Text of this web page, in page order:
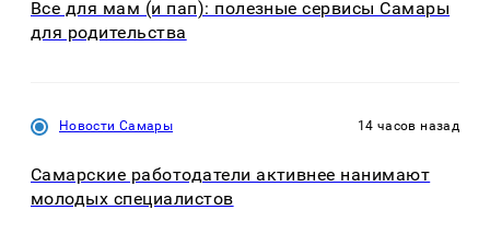
Все для мам (и пап): полезные сервисы Самары
для родительства
Новости Самары 14 часов назад
Самарские работодатели активнее нанимают
молодых специалистов